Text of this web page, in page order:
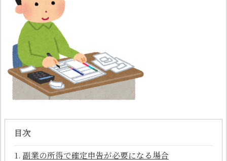
目次
副業の所得で確定申告が必要になる場合